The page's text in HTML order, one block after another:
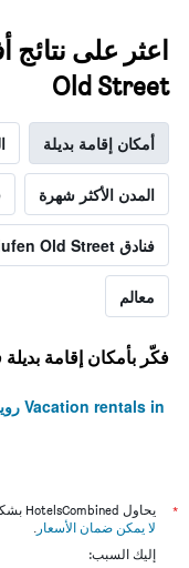
Old Street
أمكان إقامة بديلة
المدن الأكثر شهرة
فنادق Jiufen Old Street الرائجة
معالم
فكّر بأمكان إقامة
Vacation rentals in رويفانغ
*
يحاول HotelsCombined بشكل دائم الحصول على الأسعار الدقيقة، ولكن
لا يمكن ضمان الأسعار .
إليك السبب: